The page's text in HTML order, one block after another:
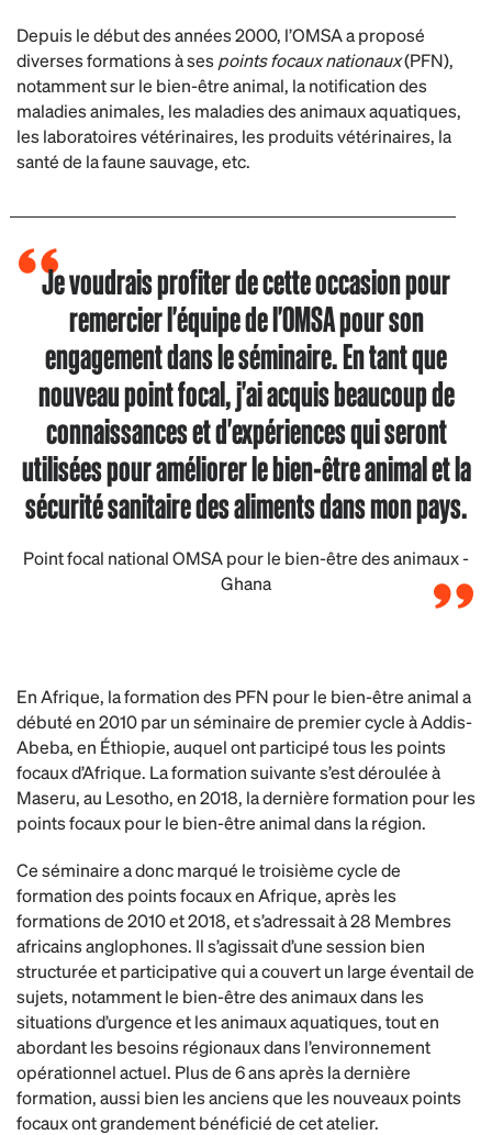
Depuis le début des années 2000, l’OMSA a proposé
diverses formations à sespoints focaux nationaux(PFN),
notamment sur le bien-être animal, la notification des
maladies animales, les maladies des animaux aquatiques,
les laboratoires vétérinaires, les produits vétérinaires, la
santé de la faune sauvage, etc.
Je voudrais profiter de cette occasion pour
remercier l'équipe de l'OMSA pour son
engagement dans le séminaire. En tant que
nouveau point focal, j'ai acquis beaucoup de
connaissances et d'expériences qui seront
utilisées pour améliorer le bien-être animal et la
sécurité sanitaire des aliments dans mon pays.
Point focal national OMSA pour le bien-être des animaux -
Ghana
En Afrique, la formation des PFN pour le bien-être animal a
débuté en 2010 par un séminaire de premier cycle à Addis-
Abeba, en Éthiopie, auquel ont participé tous les points
focaux d’Afrique. La formation suivante s’est déroulée à
Maseru, au Lesotho, en 2018, la dernière formation pour les
points focaux pour le bien-être animal dans la région.
Ce séminaire a donc marqué le troisième cycle de
formation des points focaux en Afrique, après les
formations de 2010 et 2018, et s’adressait à 28 Membres
africains anglophones. Il s’agissait d’une session bien
structurée et participative qui a couvert un large éventail de
sujets, notamment le bien-être des animaux dans les
situations d’urgence et les animaux aquatiques, tout en
abordant les besoins régionaux dans l’environnement
opérationnel actuel. Plus de 6 ans après la dernière
formation, aussi bien les anciens que les nouveaux points
focaux ont grandement bénéficié de cet atelier.